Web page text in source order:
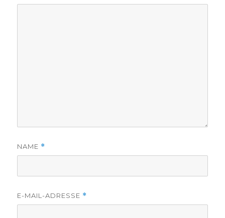
NAME *
E-MAIL-ADRESSE *